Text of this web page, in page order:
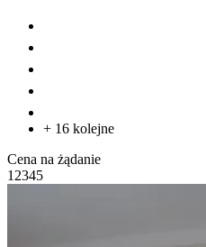
+ 16 kolejne
Cena na żądanie
1 2345